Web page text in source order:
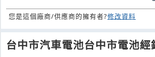
您是這個廠商/供應商的擁有者?修改資料
台中市汽車電池台中市電池經